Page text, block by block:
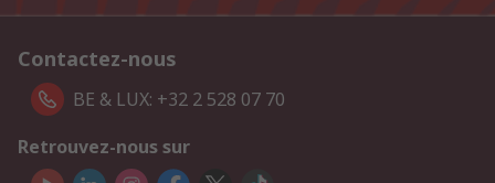
Contactez-nous
BE & LUX: +32 2 528 07 70
Retrouvez-nous sur